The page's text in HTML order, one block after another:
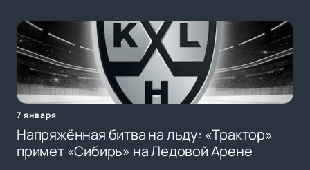
7 января
Напряжённая битва на льду: «Трактор»
примет «Сибирь» на Ледовой Арене